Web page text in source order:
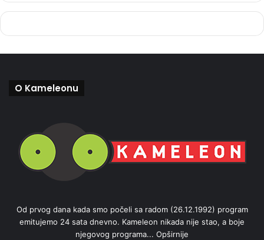
O Kameleonu
Od prvog dana kada smo počeli sa radom (26.12.1992) program
emitujemo 24 sata dnevno. Kameleon nikada nije stao, a boje
njegovog programa... Opširnije